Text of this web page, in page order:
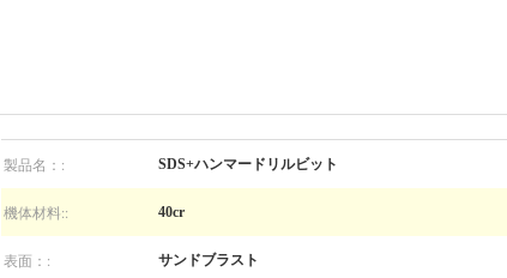
製品名：: SDS+ハンマードリルビット
機体材料:: 40cr
表面：: サンドブラスト